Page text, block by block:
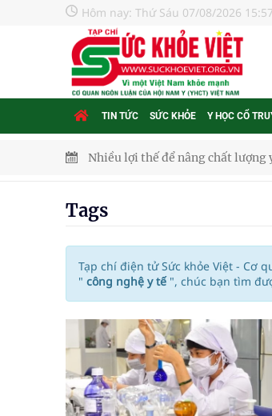
Hôm nay: Thứ Sáu 07/08/2026 15:57
TIN TỨC SỨC KHỎE Y HỌC CỔ
Nhiều lợi thế để nâng chất lượng
Súp lơ xanh mang đến hy vọng
Tác Dụng Chống Kết Tập Tiểu
Quan Bằng Chứng Dược Lý Và Cơ
Xây dựng bản đồ mạng lưới cấp
"Nền kinh tế bạc" có thể trở
Tags
Tạp chí điện tử Sức khỏe Việt - Cơ
" công nghệ y tế ", chúc bạn tìm